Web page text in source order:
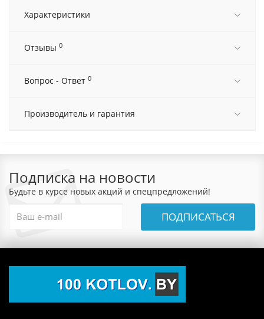
Характеристики
Отзывы 0
Вопрос - Ответ 0
Производитель и гарантия
Подписка на новости
Будьте в курсе новых акций и спецпредложений!
ПОДПИСАТЬСЯ